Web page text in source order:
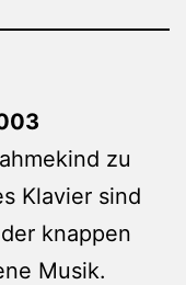
zu
Klavier sind
knappen
Musik.